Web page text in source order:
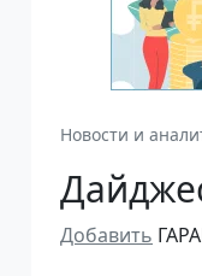
Новости и
Добавить